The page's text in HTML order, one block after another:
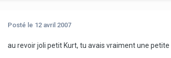
Posté le 12 avril 2007
au revoir joli petit Kurt, tu avais vraiment une